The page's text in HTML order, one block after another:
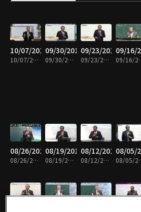
10/07/2019
10/07/2019 • 31분
09/30/2019
09/30/2019 • 32분
09/23/2019
09/23/2019 • 30분
09/16/
09/
08/26/2019
08/26/2019 • 31분
08/19/2019
08/19/2019 • 31분
08/12/2019
08/12/2019 • 30분
08/05/
08/